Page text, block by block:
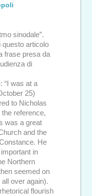
sinodale”.
questo articolo
frase presa da
di
“I was at a
25)
to Nicholas
reference,
was a great
and the
He
in
Northern
seemed on
over again).
flourish